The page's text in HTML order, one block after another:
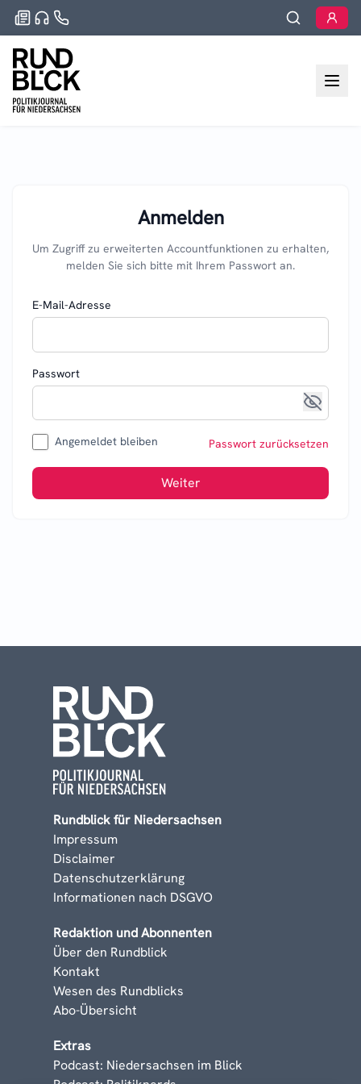
Anmelden
Um Zugriff zu erweiterten Accountfunktionen zu erhalten,
melden Sie sich bitte mit Ihrem Passwort an.
E-Mail-Adresse
Passwort
Angemeldet bleiben Passwort zurücksetzen
Weiter
Rundblick für Niedersachsen
Impressum
Disclaimer
Datenschutzerklärung
Informationen nach DSGVO
Redaktion und Abonnenten
Über den Rundblick
Kontakt
Wesen des Rundblicks
Abo-Übersicht
Extras
Podcast: Niedersachsen im Blick